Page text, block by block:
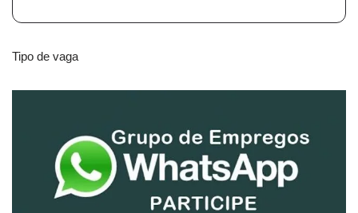
Tipo de vaga